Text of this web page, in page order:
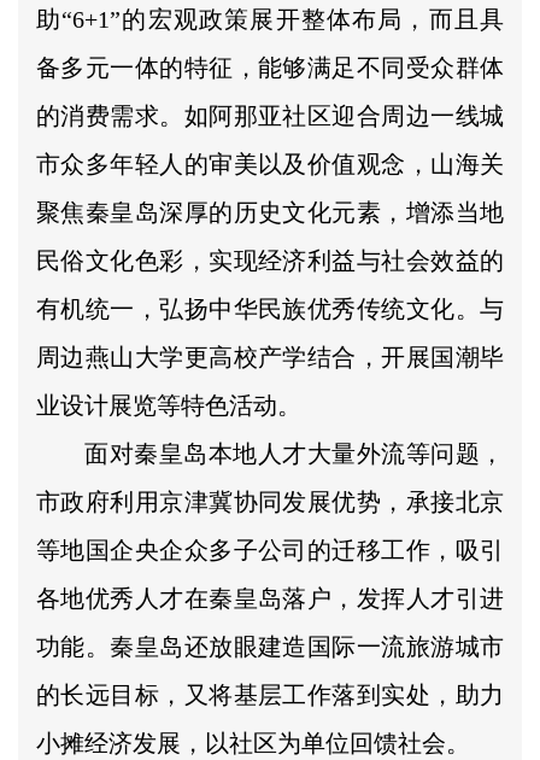
助“6+1”的宏观政策展开整体布局，而且具
备多元一体的特征，能够满足不同受众群体
的消费需求。如阿那亚社区迎合周边一线城
市众多年轻人的审美以及价值观念，山海关
聚焦秦皇岛深厚的历史文化元素，增添当地
民俗文化色彩，实现经济利益与社会效益的
有机统一，弘扬中华民族优秀传统文化。与
周边燕山大学更高校产学结合，开展国潮毕
业设计展览等特色活动。
面对秦皇岛本地人才大量外流等问题，
市政府利用京津冀协同发展优势，承接北京
等地国企央企众多子公司的迁移工作，吸引
各地优秀人才在秦皇岛落户，发挥人才引进
功能。秦皇岛还放眼建造国际一流旅游城市
的长远目标，又将基层工作落到实处，助力
小摊经济发展，以社区为单位回馈社会。